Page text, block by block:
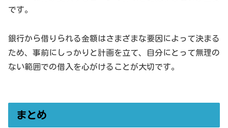
です。
銀行から借りられる金額はさまざまな要因によって決まる
ため、事前にしっかりと計画を立て、自分にとって無理の
ない範囲での借入を心がけることが大切です。
まとめ